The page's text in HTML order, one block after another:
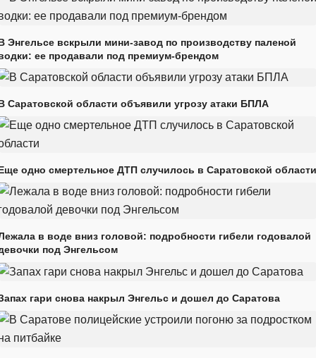
Энгельсе вскрыли мини-завод по производству паленой
ее продавали под премиум-брендом
Саратовской области объявили угрозу атаки БПЛА
одно смертельное ДТП случилось в Саратовской области
в воде вниз головой: подробности гибели годовалой
под Энгельсом
гари снова накрыл Энгельс и дошел до Саратова